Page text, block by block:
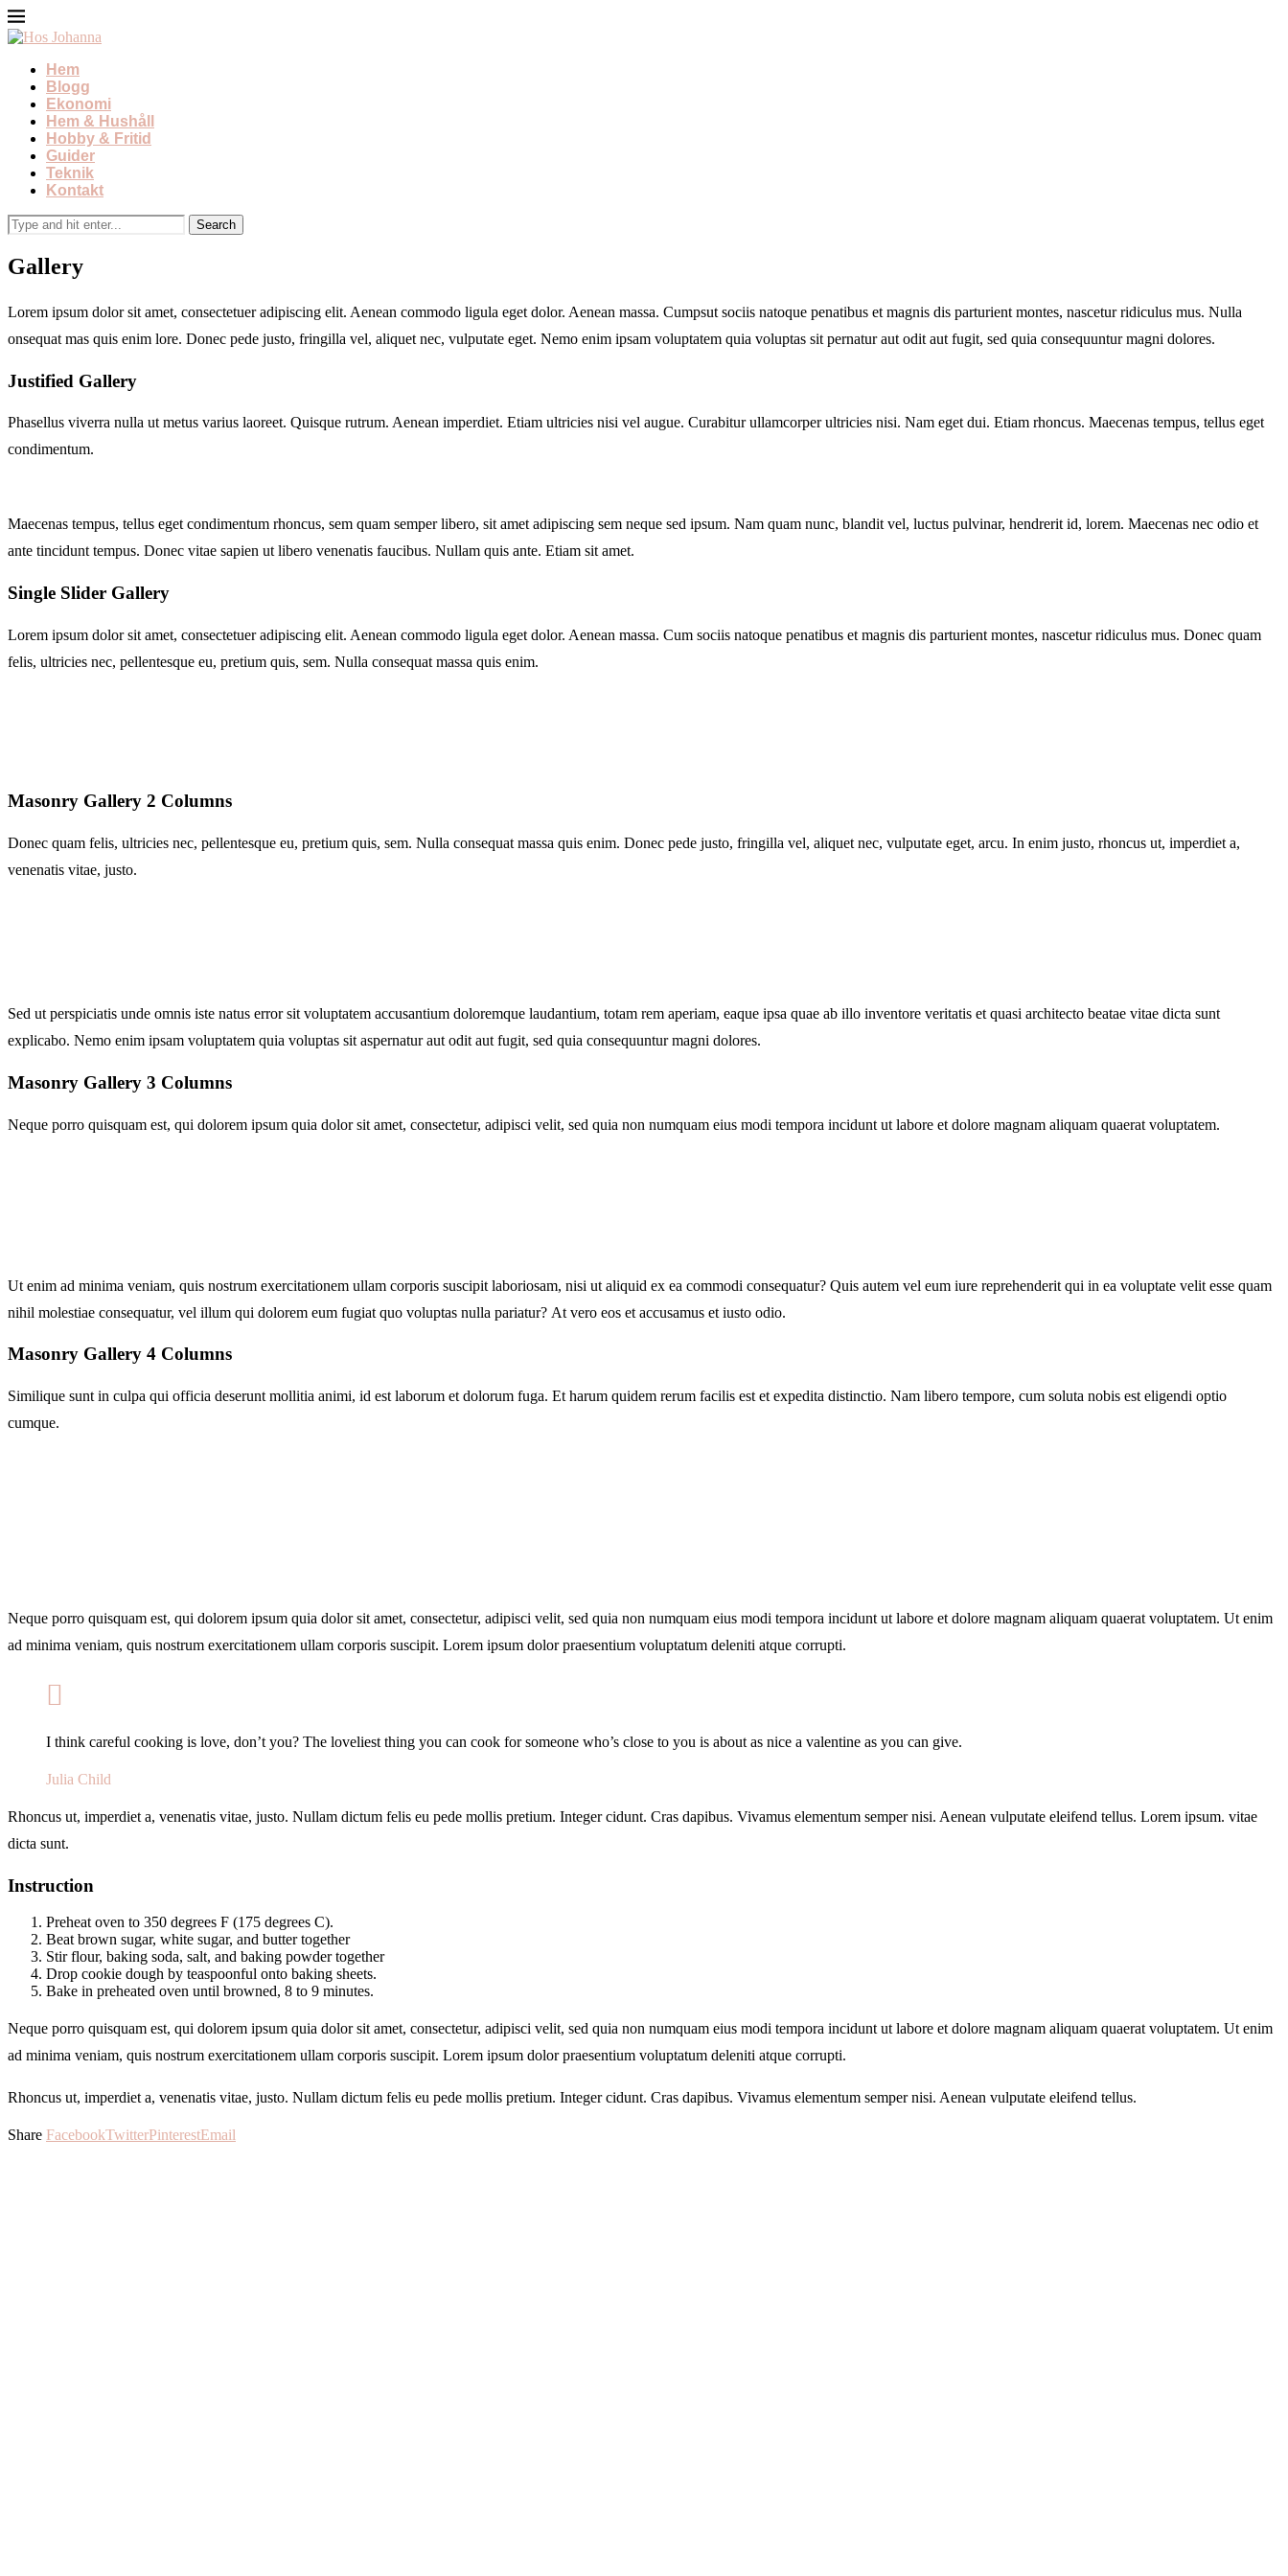
Hem
Blogg
Ekonomi
Hem & Hushåll
Hobby & Fritid
Guider
Teknik
Kontakt
Gallery
Lorem ipsum dolor sit amet, consectetuer adipiscing elit. Aenean commodo ligula eget dolor. Aenean massa. Cumpsut sociis natoque penatibus et magnis dis parturient montes, nascetur ridiculus mus. Nulla
onsequat mas quis enim lore. Donec pede justo, fringilla vel, aliquet nec, vulputate eget. Nemo enim ipsam voluptatem quia voluptas sit pernatur aut odit aut fugit, sed quia consequuntur magni dolores.
Justified Gallery
Phasellus viverra nulla ut metus varius laoreet. Quisque rutrum. Aenean imperdiet. Etiam ultricies nisi vel augue. Curabitur ullamcorper ultricies nisi. Nam eget dui. Etiam rhoncus. Maecenas tempus, tellus eget
condimentum.
Maecenas tempus, tellus eget condimentum rhoncus, sem quam semper libero, sit amet adipiscing sem neque sed ipsum. Nam quam nunc, blandit vel, luctus pulvinar, hendrerit id, lorem. Maecenas nec odio et
ante tincidunt tempus. Donec vitae sapien ut libero venenatis faucibus. Nullam quis ante. Etiam sit amet.
Single Slider Gallery
Lorem ipsum dolor sit amet, consectetuer adipiscing elit. Aenean commodo ligula eget dolor. Aenean massa. Cum sociis natoque penatibus et magnis dis parturient montes, nascetur ridiculus mus. Donec quam
felis, ultricies nec, pellentesque eu, pretium quis, sem. Nulla consequat massa quis enim.
Masonry Gallery 2 Columns
Donec quam felis, ultricies nec, pellentesque eu, pretium quis, sem. Nulla consequat massa quis enim. Donec pede justo, fringilla vel, aliquet nec, vulputate eget, arcu. In enim justo, rhoncus ut, imperdiet a,
venenatis vitae, justo.
Sed ut perspiciatis unde omnis iste natus error sit voluptatem accusantium doloremque laudantium, totam rem aperiam, eaque ipsa quae ab illo inventore veritatis et quasi architecto beatae vitae dicta sunt
explicabo. Nemo enim ipsam voluptatem quia voluptas sit aspernatur aut odit aut fugit, sed quia consequuntur magni dolores.
Masonry Gallery 3 Columns
Neque porro quisquam est, qui dolorem ipsum quia dolor sit amet, consectetur, adipisci velit, sed quia non numquam eius modi tempora incidunt ut labore et dolore magnam aliquam quaerat voluptatem.
Ut enim ad minima veniam, quis nostrum exercitationem ullam corporis suscipit laboriosam, nisi ut aliquid ex ea commodi consequatur? Quis autem vel eum iure reprehenderit qui in ea voluptate velit esse quam
nihil molestiae consequatur, vel illum qui dolorem eum fugiat quo voluptas nulla pariatur? At vero eos et accusamus et iusto odio.
Masonry Gallery 4 Columns
Similique sunt in culpa qui officia deserunt mollitia animi, id est laborum et dolorum fuga. Et harum quidem rerum facilis est et expedita distinctio. Nam libero tempore, cum soluta nobis est eligendi optio
cumque.
Neque porro quisquam est, qui dolorem ipsum quia dolor sit amet, consectetur, adipisci velit, sed quia non numquam eius modi tempora incidunt ut labore et dolore magnam aliquam quaerat voluptatem. Ut enim
ad minima veniam, quis nostrum exercitationem ullam corporis suscipit. Lorem ipsum dolor praesentium voluptatum deleniti atque corrupti.
I think careful cooking is love, don’t you? The loveliest thing you can cook for someone who’s close to you is about as nice a valentine as you can give.
Julia Child
Rhoncus ut, imperdiet a, venenatis vitae, justo. Nullam dictum felis eu pede mollis pretium. Integer cidunt. Cras dapibus. Vivamus elementum semper nisi. Aenean vulputate eleifend tellus. Lorem ipsum. vitae
dicta sunt.
Instruction
Preheat oven to 350 degrees F (175 degrees C).
Beat brown sugar, white sugar, and butter together
Stir flour, baking soda, salt, and baking powder together
Drop cookie dough by teaspoonful onto baking sheets.
Bake in preheated oven until browned, 8 to 9 minutes.
Neque porro quisquam est, qui dolorem ipsum quia dolor sit amet, consectetur, adipisci velit, sed quia non numquam eius modi tempora incidunt ut labore et dolore magnam aliquam quaerat voluptatem. Ut enim
ad minima veniam, quis nostrum exercitationem ullam corporis suscipit. Lorem ipsum dolor praesentium voluptatum deleniti atque corrupti.
Rhoncus ut, imperdiet a, venenatis vitae, justo. Nullam dictum felis eu pede mollis pretium. Integer cidunt. Cras dapibus. Vivamus elementum semper nisi. Aenean vulputate eleifend tellus.
Share FacebookTwitterPinterestEmail